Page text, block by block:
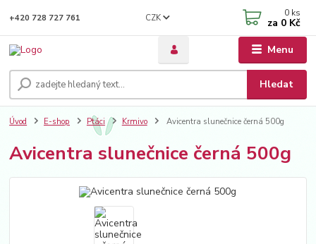
Menu
CZK
Hledat
+420 728 727 761 0 ks
za 0 Kč
Úvod E-shop Ptáci Krmivo Avicentra slunečnice černá 500g
Avicentra slunečnice černá 500g